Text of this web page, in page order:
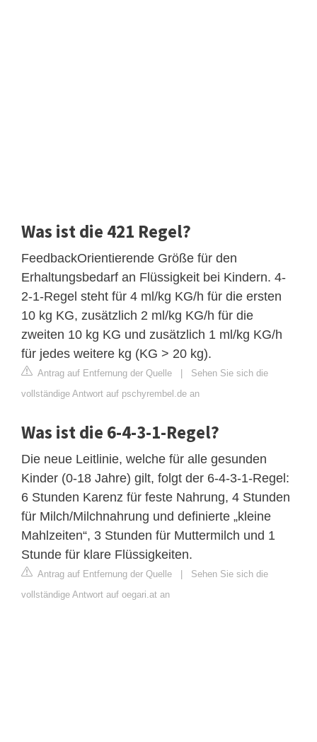
Was ist die 421 Regel?
FeedbackOrientierende Größe für den
Erhaltungsbedarf an Flüssigkeit bei Kindern. 4-
2-1-Regel steht für 4 ml/kg KG/h für die ersten
10 kg KG, zusätzlich 2 ml/kg KG/h für die
zweiten 10 kg KG und zusätzlich 1 ml/kg KG/h
für jedes weitere kg (KG > 20 kg).
Antrag auf Entfernung der Quelle
Sehen Sie sich die
vollständige Antwort auf pschyrembel.de an
Was ist die 6-4-3-1-Regel?
Die neue Leitlinie, welche für alle gesunden
Kinder (0-18 Jahre) gilt, folgt der 6-4-3-1-Regel:
6 Stunden Karenz für feste Nahrung, 4 Stunden
für Milch/Milchnahrung und definierte „kleine
Mahlzeiten“, 3 Stunden für Muttermilch und 1
Stunde für klare Flüssigkeiten.
Antrag auf Entfernung der Quelle
Sehen Sie sich die
vollständige Antwort auf oegari.at an